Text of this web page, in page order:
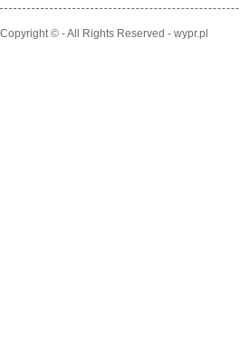
Copyright © - All Rights Reserved - wypr.pl